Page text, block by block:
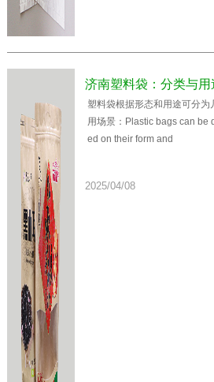
济南塑料袋：分类与用
塑料袋根据形态和用途可分
用场景：Plastic bags can be
ed on their form and
2025/04/08